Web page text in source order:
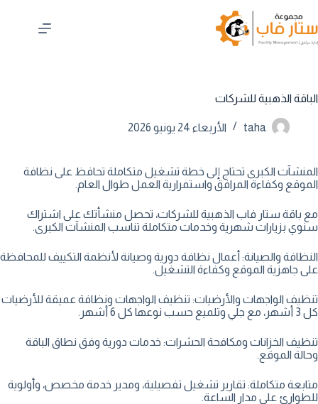
المحتوى
الباقة الذهبية للشركات
taha الأربعاء 24 يونيو 2026
المنشآت الكبرى تحتاج إلى خطة تشغيل متكاملة تحافظ على نظافة
الموقع وكفاءة المرافق واستمرارية العمل طوال العام.
مع باقة ستار فاب الذهبية للشركات، تحصل منشأتك على اشتراك
سنوي بزيارات شهرية وخدمات متكاملة تناسب المنشآت الكبرى.
النظافة والصيانة: أعمال نظافة دورية وصيانة لأنظمة التكييف للمحافظة
على جاهزية الموقع وكفاءة التشغيل.
تنظيف الواجهات والأرضيات: تنظيف الواجهات ونظافة عميقة للأرضيات
كل 3 أشهر، مع جلي وتلميع حسب نوعها كل 6 أشهر.
تنظيف الخزانات ومكافحة الحشرات: خدمات دورية وفق نطاق الباقة
وحالة الموقع.
متابعة متكاملة: تقارير تشغيل تفصيلية، ومدير خدمة مخصص، وأولوية
للطوارئ على مدار الساعة.